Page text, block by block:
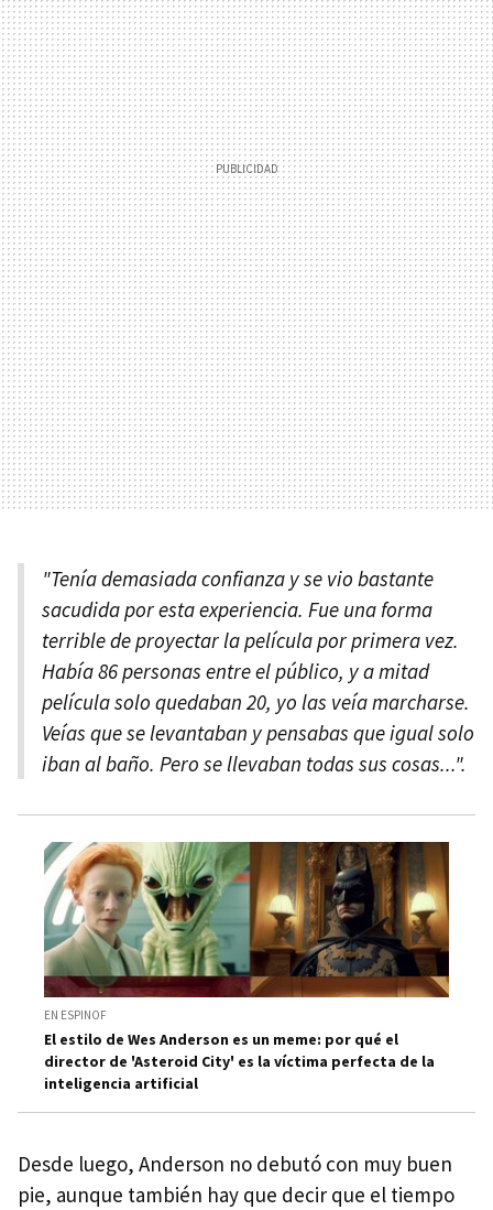
"Tenía demasiada confianza y se vio bastante
sacudida por esta experiencia. Fue una forma
terrible de proyectar la película por primera vez.
Había 86 personas entre el público, y a mitad
película solo quedaban 20, yo las veía marcharse.
Veías que se levantaban y pensabas que igual solo
iban al baño. Pero se llevaban todas sus cosas...".
EN ESPINOF
El estilo de Wes Anderson es un meme: por qué el
director de 'Asteroid City' es la víctima perfecta de la
inteligencia artificial
Desde luego, Anderson no debutó con muy buen
pie, aunque también hay que decir que el tiempo